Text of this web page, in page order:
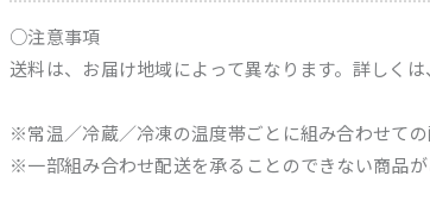
○注意事項
送料は、お届け地域によって異なります。詳しくは
※常温／冷蔵／冷凍の温度帯ごとに組み合わせての
※一部組み合わせ配送を承ることのできない商品が